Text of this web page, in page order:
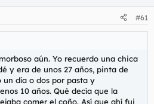
#61
aún. Yo recuerdo una chica
y era de unos 27 años, pinta de
día o dos por pasta y
10 años. Qué decía que la
comer el coño. Así que ahí fui